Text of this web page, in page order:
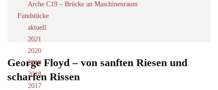
Arche C19 – Brücke an Maschinenraum
Fundstücke
aktuell
2021
2020
2019
2018
2017
George Floyd – von sanften Riesen und
scharfen Rissen